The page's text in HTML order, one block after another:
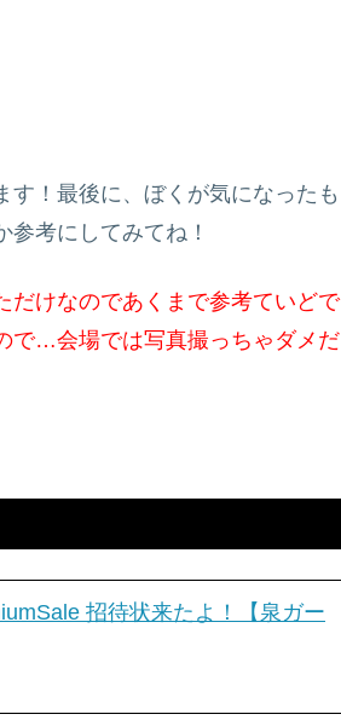
！最後に、ぼくが気になったも
考にしてみてね！
けなのであくまで参考ていどで
で…会場では写真撮っちゃダメだ
招待状来たよ！【泉ガー